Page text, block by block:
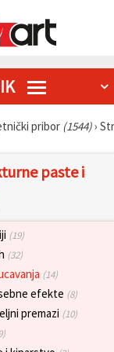
pribor (1544)›
paste i
(19)
(32)
(14)
efekte (8)
premazi (10)